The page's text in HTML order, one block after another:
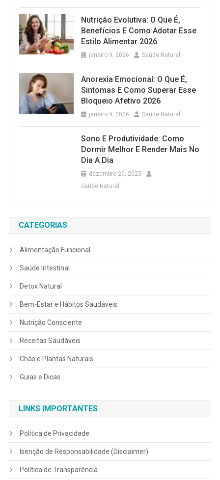
Nutrição Evolutiva: O Que É,
Benefícios E Como Adotar Esse
Estilo Alimentar 2026
janeiro 9, 2026 Saúde Natural
Anorexia Emocional: O Que É,
Sintomas E Como Superar Esse
Bloqueio Afetivo 2026
janeiro 9, 2026 Saúde Natural
Sono E Produtividade: Como
Dormir Melhor E Render Mais No
Dia A Dia
dezembro 20, 2025
Saúde Natural
CATEGORIAS
Alimentação Funcional
Saúde Intestinal
Detox Natural
Bem-Estar e Hábitos Saudáveis
Nutrição Consciente
Receitas Saudáveis
Chás e Plantas Naturais
Guias e Dicas
LINKS IMPORTANTES
Política de Privacidade
Isenção de Responsabilidade (Disclaimer)
Política de Transparência